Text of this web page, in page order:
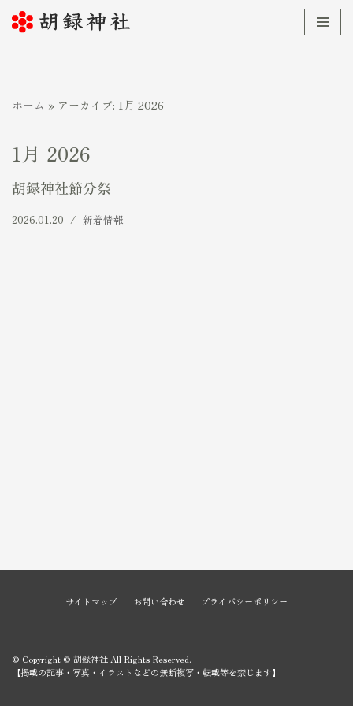
テ
ツ
へ
ス
ホーム » アーカイブ: 1月 2026
1月 2026
胡録神社節分祭
2026.01.20 新着情報
サイトマップ お問い合わせ プライバシーポリシー
© Copyright © 胡録神社 All Rights Reserved.
【掲載の記事・写真・イラストなどの無断複写・転載等を禁じます】